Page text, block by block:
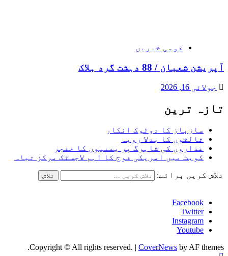
قومی خبریں
آپریشن شعبان / 88 دہشت گرد ہلاک
جولائی 16, 2026
تازہ ترین
سازباز کا دوٹوک انکار
ثالثوں کا بدلا رویہ
غداروں کی شاہرگ پر یمنیوں کا خنجر
کویت میں امریکی فوج کا اہم لاجسٹک مرکز تباہ
تلاش کریں برائے:
Facebook
Twitter
Instagram
Youtube
Copyright © All rights reserved. | CoverNews by AF themes.